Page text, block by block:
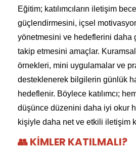
Eğitim; katılımcıların iletişim
güçlendirmesini, içsel
yönetmesini ve hedeflerini daha
takip etmesini amaçlar.
örnekleri, mini uygulamalar ve
desteklenerek bilgilerin günlük
hedeflenir. Böylece katılımcı;
düşünce düzenini daha iyi okur
kişiyle daha net ve etkili iletişim
👥 KIMLER KATILMALI?